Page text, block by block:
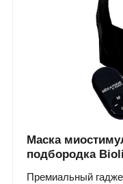
Маска
подбородка
Премиальный